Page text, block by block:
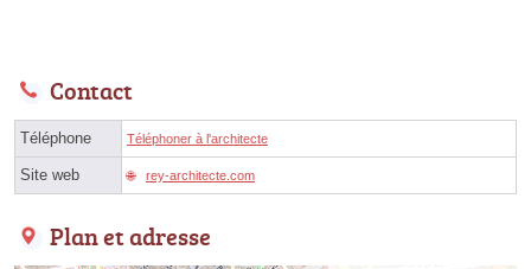
Contact
Téléphone Téléphoner à l'architecte
Site web rey-architecte.com
Plan et adresse